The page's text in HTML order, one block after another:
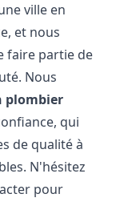
ville en
et nous
faire partie de
Nous
plombier
qui
de qualité à
N'hésitez
pour